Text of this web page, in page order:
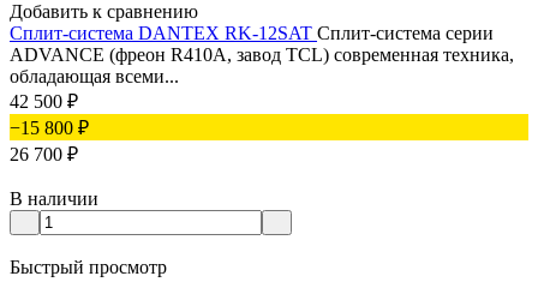
Добавить к сравнению
Сплит-система DANTEX RK-12SAT Сплит-система серии
ADVANCE (фреон R410A, завод TCL) современная техника,
обладающая всеми...
42 500 ₽
−15 800 ₽
26 700 ₽
В наличии
Быстрый просмотр